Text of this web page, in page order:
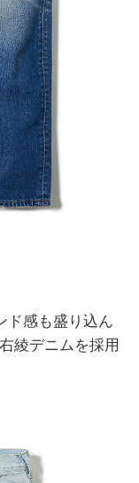
ド感も盛り込ん
綾デニムを採用